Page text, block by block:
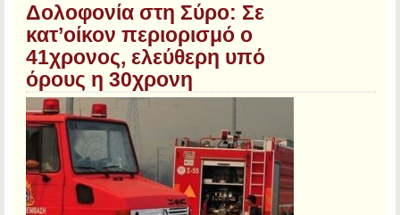
Δολοφονία στη Σύρο: Σε
κατ’οίκον περιορισμό ο
41χρονος, ελεύθερη υπό
όρους η 30χρονη